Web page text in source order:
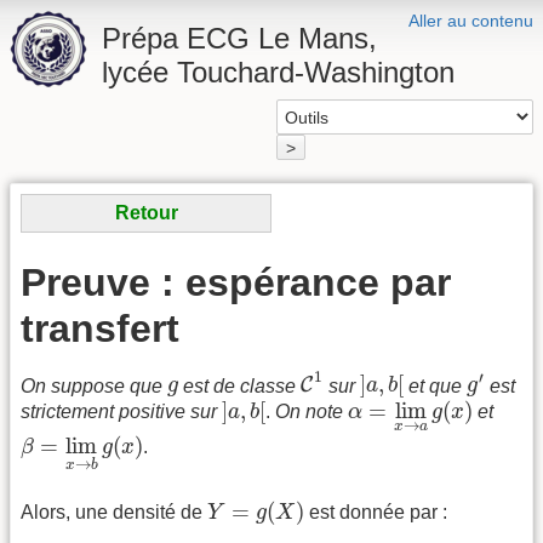
Aller au contenu
Prépa ECG Le Mans,
lycée Touchard-Washington
>
Retour
Preuve : espérance par
transfert
On suppose que g
g est de classeC1
C1
sur]a, b[
] b [ et que g′
g′ est
strictement positive sur]a, b[
]a ,b[. On note α = lim
x→a
g(x)
α=limx→ag(x )
et
β = lim
x→b
g(x)
β lim b g(.
Alors, une densité de Y = g(X )
Y= X) est donnée par :